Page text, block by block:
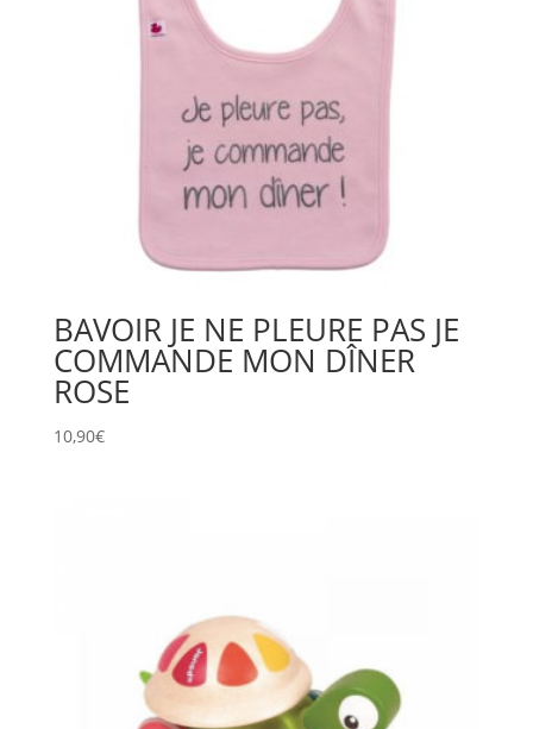
BAVOIR JE NE PLEURE PAS JE
COMMANDE MON DÎNER
ROSE
10,90€